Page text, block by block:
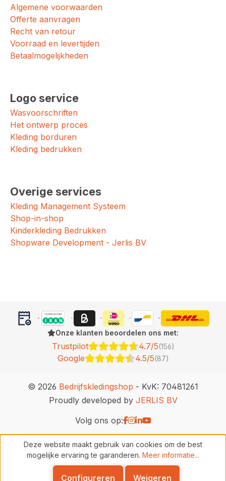
Algemene voorwaarden
Offerte aanvragen
Recht van retour
Voorraad en levertijden
Betaalmogelijkheden
Logo service
Wasvoorschriften
Het ontwerp proces
Kleding borduren
Kleding bedrukken
Overige services
Kleding Management Systeem
Shop-in-shop
Kinderkleding Bedrukken
Shopware Development - Jerlis BV
Onze klanten beoordelen ons met:
Trustpilot 4.7/5(156)
Google 4.5/5(87)
© 2026 Bedrijfskledingshop - KvK: 70481261
Proudly developed by JERLIS BV
Volg ons op:
Deze website maakt gebruik van cookies om de best
mogelijke ervaring te garanderen. Meer informatie...
Weigeren
Configureren